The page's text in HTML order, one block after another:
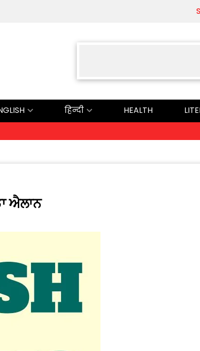
हिन्दी HEALTH
ਐਲਾਨ